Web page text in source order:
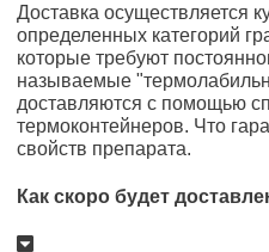
Доставка осуществляется
определенных категорий
которые требуют
называемые
доставляются с помощью
термоконтейнеров. Что
свойств препарата.
Как скоро будет